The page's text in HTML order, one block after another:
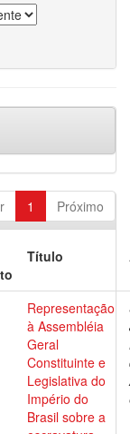
1 Próximo
Título
Representação
à Assembléia
Geral
Constituinte e
Legislativa do
Império do
Brasil sobre a